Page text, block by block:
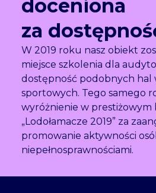
doceniona
za
W 2019 roku nasz obiekt
miejsce szkolenia dla
dostępność podobnych hal
sportowych. Tego samego
wyróżnienie w prestiżowym
„Lodołamacze 2019” za
promowanie aktywności
niepełnosprawnościami.